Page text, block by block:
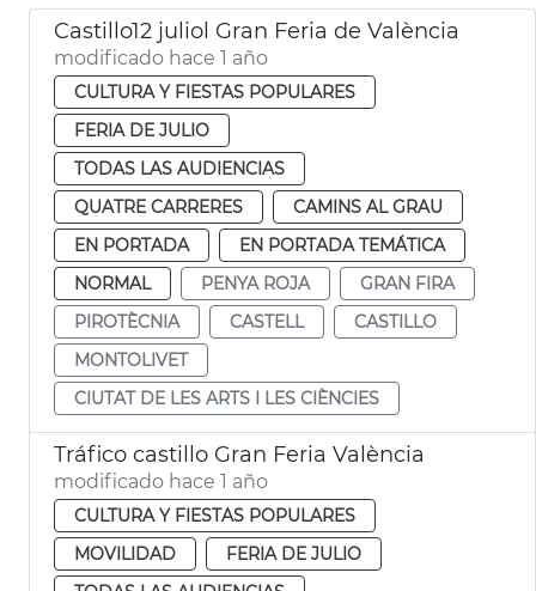
Castillo12 juliol Gran Feria de València
modificado hace 1 año
CULTURA Y FIESTAS POPULARES
FERIA DE JULIO
TODAS LAS AUDIENCIAS
QUATRE CARRERES
CAMINS AL GRAU
EN PORTADA
EN PORTADA TEMÁTICA
NORMAL
PENYA ROJA
GRAN FIRA
PIROTÈCNIA
CASTELL
CASTILLO
MONTOLIVET
CIUTAT DE LES ARTS I LES CIÈNCIES
Tráfico castillo Gran Feria València
modificado hace 1 año
CULTURA Y FIESTAS POPULARES
MOVILIDAD
FERIA DE JULIO